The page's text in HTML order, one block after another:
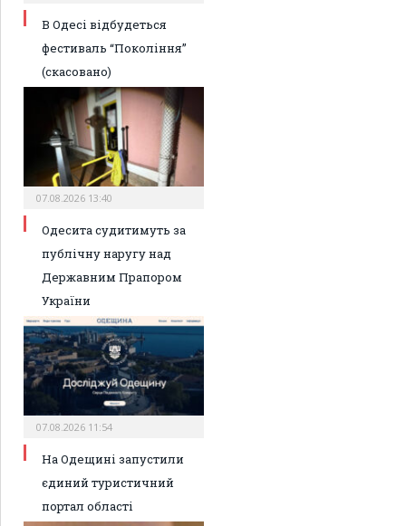
В Одесі відбудеться
фестиваль “Покоління”
(скасовано)
07.08.2026 13:40
Одесита судитимуть за
публічну наругу над
Державним Прапором
України
07.08.2026 11:54
На Одещині запустили
єдиний туристичний
портал області